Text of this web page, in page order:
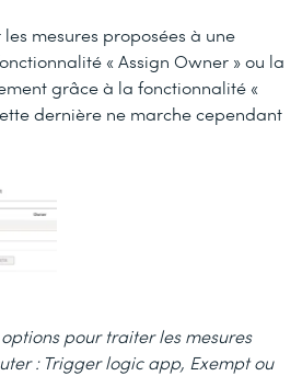
mesures proposées à une
« Assign Owner » ou la
grâce à la fonctionnalité «
dernière ne marche cependant
pour traiter les mesures
: Trigger logic app, Exempt ou